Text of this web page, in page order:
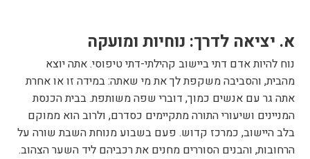
א. יציאה לדרך: נוחיות ומועקה
נוח להיות אדם דתי ביישוב קהילתי-דתי טיפוסי. אתה יוצא
מהבית, והסביבה משקפת לך את מי שאתה: במידה זו או אחרת
אתה גר עם אנשים כמוך, דוברי שפה משותפת. בבית הכנסת
המניינים ושיעורי התורה מתקיימים כסדרם, ולרוב הוא ממוקם
בלב היישוב, כמרכז קדוש. פעם בשבוע מנוחת השבת שורה על
הרחובות, והבנים הסוררים מחנים את רכביהם ליד השער הצהוב.